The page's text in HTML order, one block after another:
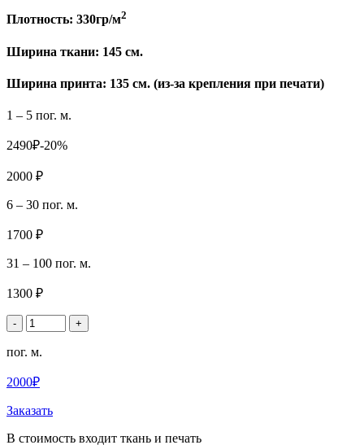
Плотность: 330гр/м2
Ширина ткани: 145 см.
Ширина принта: 135 см. (из-за крепления при печати)
1 – 5 пог. м.
2490₽-20%
2000 ₽
6 – 30 пог. м.
1700 ₽
31 – 100 пог. м.
1300 ₽
- +
пог. м.
2000₽
Заказать
В стоимость входит ткань и печать